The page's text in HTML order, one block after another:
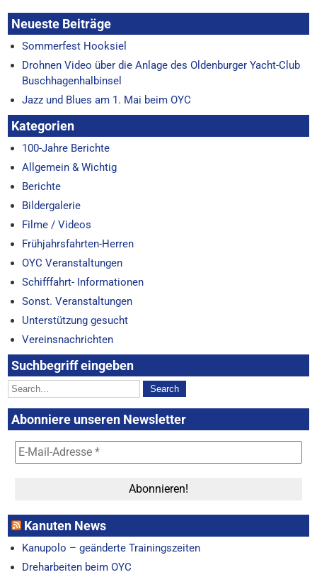
Neueste Beiträge
Sommerfest Hooksiel
Drohnen Video über die Anlage des Oldenburger Yacht-Club
Buschhagenhalbinsel
Jazz und Blues am 1. Mai beim OYC
Kategorien
100-Jahre Berichte
Allgemein & Wichtig
Berichte
Bildergalerie
Filme / Videos
Frühjahrsfahrten-Herren
OYC Veranstaltungen
Schifffahrt- Informationen
Sonst. Veranstaltungen
Unterstützung gesucht
Vereinsnachrichten
Suchbegriff eingeben
Abonniere unseren Newsletter
Kanuten News
Kanupolo – geänderte Trainingszeiten
Dreharbeiten beim OYC